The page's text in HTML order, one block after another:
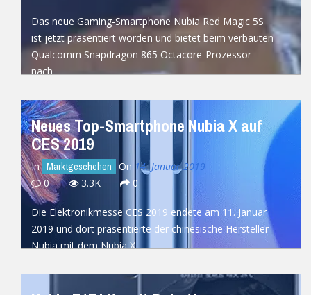
Das neue Gaming-Smartphone Nubia Red Magic 5S
ist jetzt präsentiert worden und bietet beim verbauten
Qualcomm Snapdragon 865 Octacore-Prozessor
nach...
Neues Top-Smartphone Nubia X auf
CES 2019
In Marktgeschehen On 14. Januar 2019
0
3.3K 0
Die Elektronikmesse CES 2019 endete am 11. Januar
2019 und dort präsentierte der chinesische Hersteller
Nubia mit dem Nubia X...